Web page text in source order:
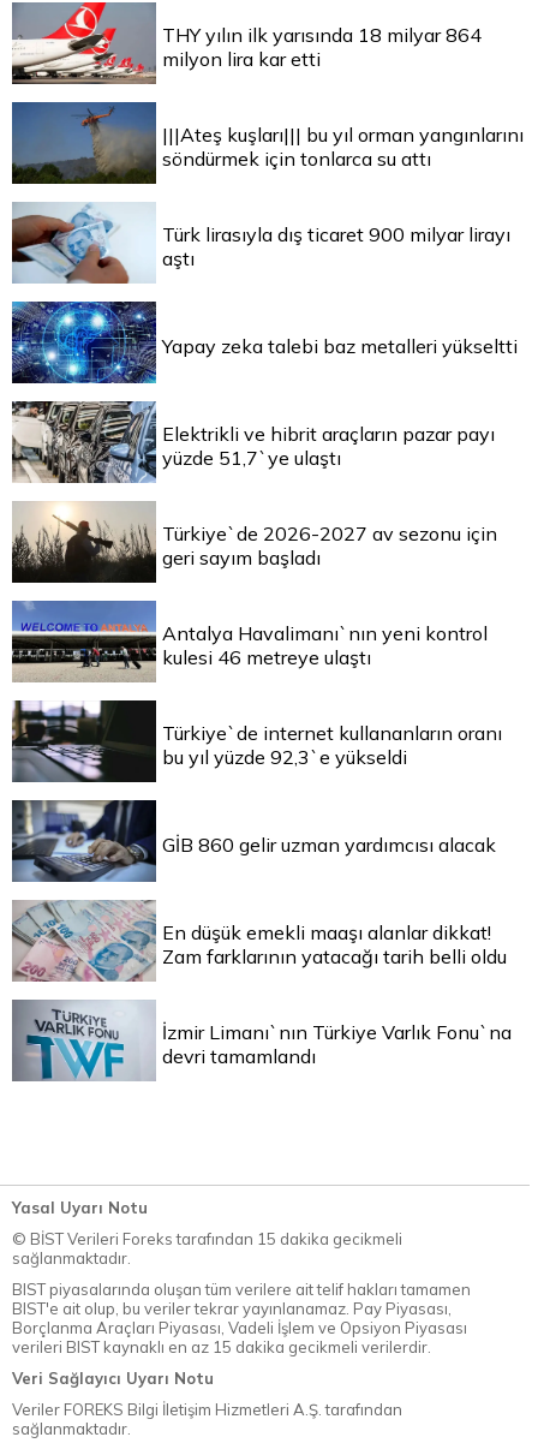
THY yılın ilk yarısında 18 milyar 864
milyon lira kar etti
|||Ateş kuşları||| bu yıl orman yangınlarını
söndürmek için tonlarca su attı
Türk lirasıyla dış ticaret 900 milyar lirayı
aştı
Yapay zeka talebi baz metalleri yükseltti
Elektrikli ve hibrit araçların pazar payı
yüzde 51,7`ye ulaştı
Türkiye`de 2026-2027 av sezonu için
geri sayım başladı
Antalya Havalimanı`nın yeni kontrol
kulesi 46 metreye ulaştı
Türkiye`de internet kullananların oranı
bu yıl yüzde 92,3`e yükseldi
GİB 860 gelir uzman yardımcısı alacak
En düşük emekli maaşı alanlar dikkat!
Zam farklarının yatacağı tarih belli oldu
İzmir Limanı`nın Türkiye Varlık Fonu`na
devri tamamlandı
Yasal Uyarı Notu
© BİST Verileri Foreks tarafından 15 dakika gecikmeli
sağlanmaktadır.
BIST piyasalarında oluşan tüm verilere ait telif hakları tamamen
BIST'e ait olup, bu veriler tekrar yayınlanamaz. Pay Piyasası,
Borçlanma Araçları Piyasası, Vadeli İşlem ve Opsiyon Piyasası
verileri BIST kaynaklı en az 15 dakika gecikmeli verilerdir.
Veri Sağlayıcı Uyarı Notu
Veriler FOREKS Bilgi İletişim Hizmetleri A.Ş. tarafından
sağlanmaktadır.